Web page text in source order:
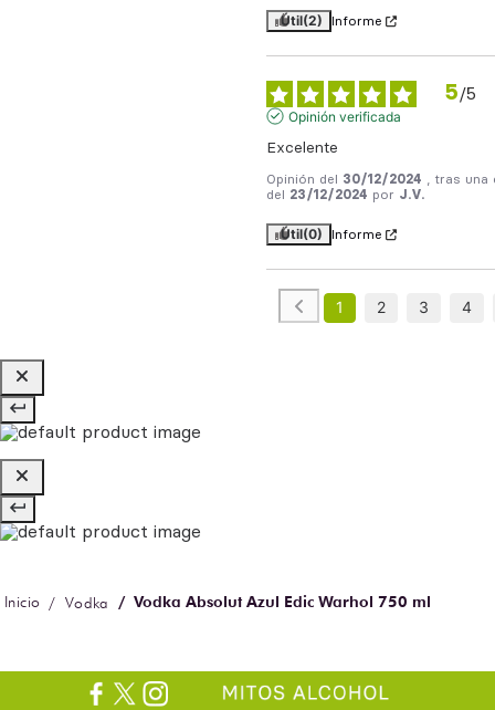
Útil(2) Informe
5/5
Opinión verificada
Excelente
Opinión del 30/12/2024
, tras una
del
23/12/2024 por J.V.
Útil(0) Informe
1 2 3 4
Vodka Vodka Absolut Azul Edic Warhol 750 ml